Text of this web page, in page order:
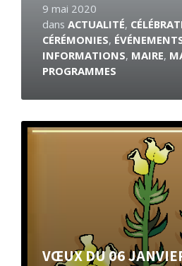
9 mai 2020
dans ACTUALITÉ,
CÉRÉMONIES,
INFORMATIONS, MAIRE,
PROGRAMMES
VŒUX DU 06
En